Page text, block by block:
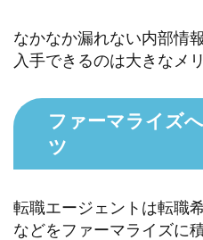
なかなか漏れない内部情
入手できるのは大きなメ
ファーマライズ
ツ
転職エージェントは転職
などをファーマライズに